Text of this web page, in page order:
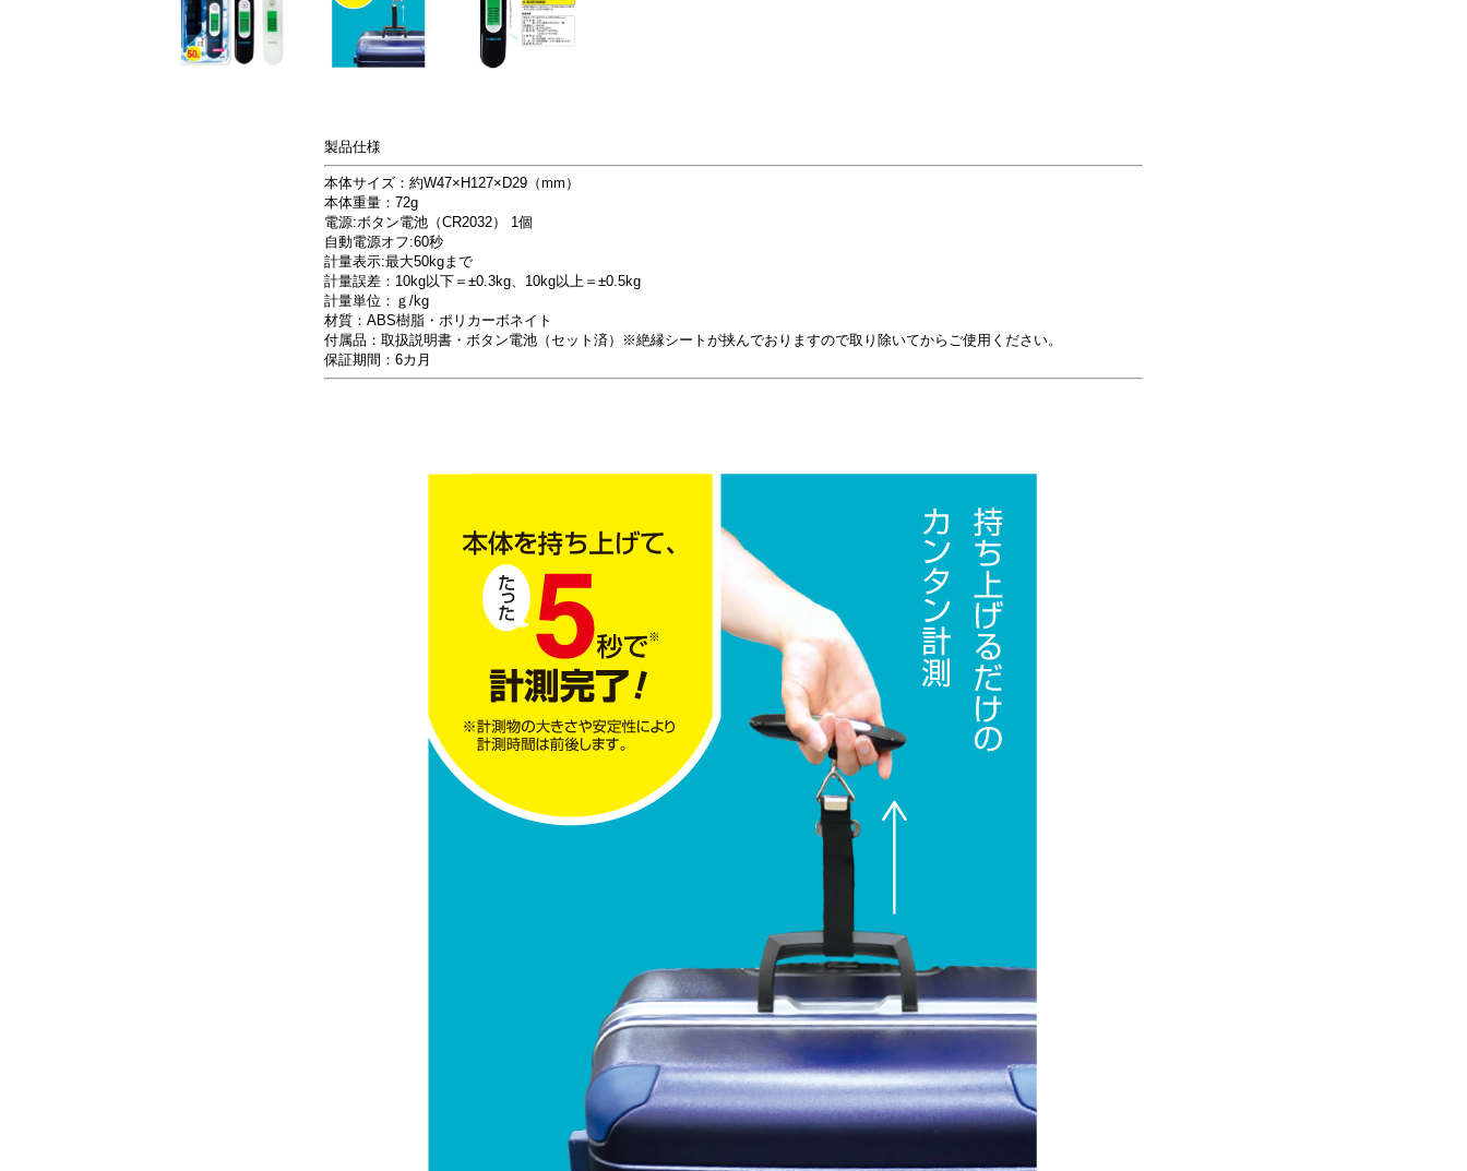
製品仕様
本体サイズ：約W47×H127×D29（mm）
本体重量：72g
電源:ボタン電池（CR2032） 1個
自動電源オフ:60秒
計量表示:最大50kgまで
計量誤差：10kg以下＝±0.3kg、10kg以上＝±0.5kg
計量単位：ｇ/kg
材質：ABS樹脂・ポリカーボネイト
付属品：取扱説明書・ボタン電池（セット済）※絶縁シートが挟んでおりますので取り除いてからご使用ください。
保証期間：6カ月